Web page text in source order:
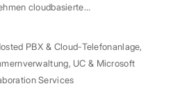
cloudbasierte
PBX & Cloud-Telefonanlage,
, UC & Microsoft
Services